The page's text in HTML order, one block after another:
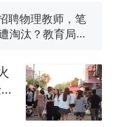
聘物理教师，笔
淘汰？教育局：
力有多强？
深色蛋糕”上热
塌了！
报名的考试，成绩